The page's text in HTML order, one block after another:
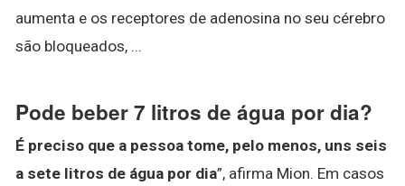
aumenta e os receptores de adenosina no seu cérebro
são bloqueados, ...
Pode beber 7 litros de água por dia?
É preciso que a pessoa tome, pelo menos, uns seis
a sete litros de água por dia”, afirma Mion. Em casos